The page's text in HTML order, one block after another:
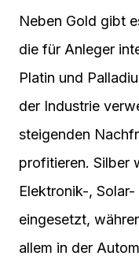
Neben Gold gibt
die für Anleger
Platin und
der Industrie
steigenden
profitieren. Silber
Elektronik-,
eingesetzt,
allem in der